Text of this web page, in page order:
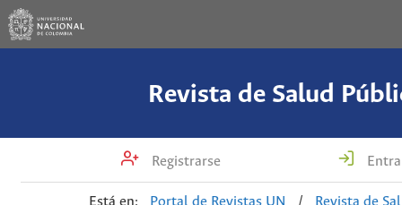
Revista de Salud
Registrarse
Está en: Portal de Revistas UN /
Revista de